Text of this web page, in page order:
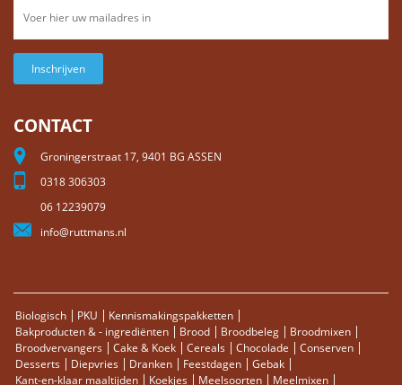
Inschrijven
CONTACT
Groningerstraat 17, 9401 BG ASSEN
0318 306303
06 12239079
info@ruttmans.nl
Biologisch PKU
Kennismakingspakketten
Bakproducten & - ingrediënten
Brood Broodbeleg
Broodmixen
Broodvervangers
Cake & Koek Cereals Chocolade
Conserven
Desserts
Diepvries Dranken Feestdagen
Gebak
Kant-en-klaar maaltijden
Koekjes Meelsoorten Meelmixen